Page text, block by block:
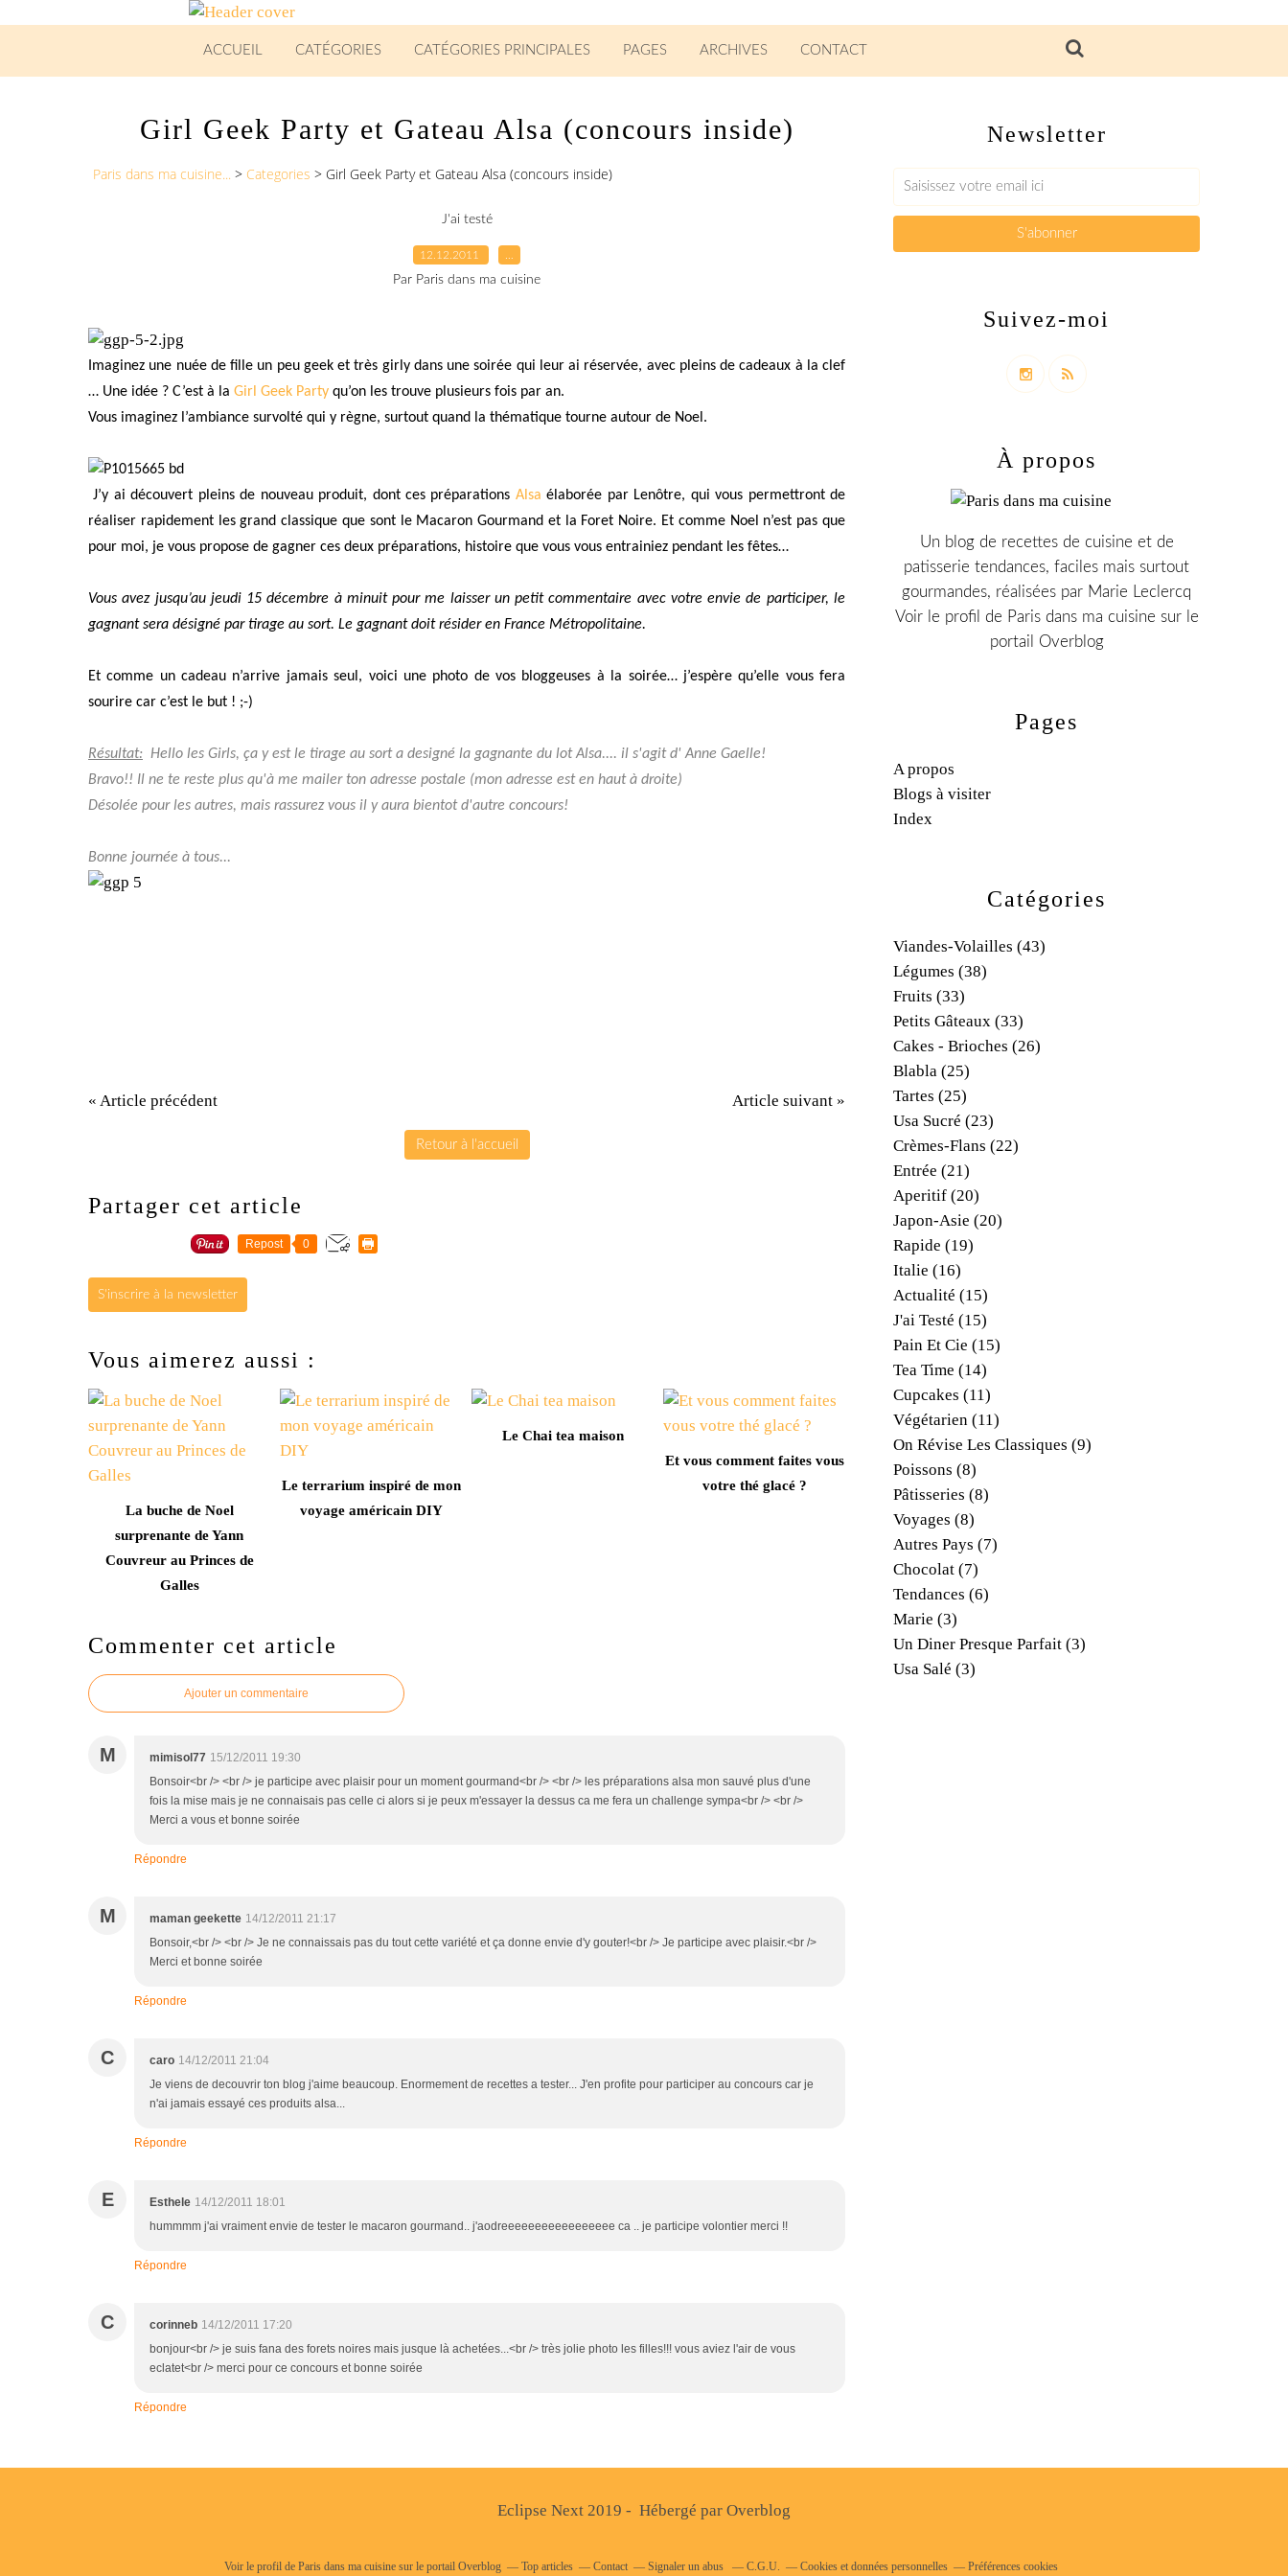
ACCUEIL CATÉGORIES CATÉGORIES PRINCIPALES PAGES ARCHIVES CONTACT
Girl Geek Party et Gateau Alsa (concours inside)
Paris dans ma cuisine... > Categories > Girl Geek Party et Gateau Alsa (concours inside)
J'ai testé
12.12.2011
Par Paris dans ma cuisine
Imaginez une nuée de fille un peu geek et très girly dans une soirée qui leur ai réservée, avec pleins de cadeaux à la clef
… Une idée ? C’est à la Girl Geek Party qu’on les trouve plusieurs fois par an.
Vous imaginez l’ambiance survolté qui y règne, surtout quand la thématique tourne autour de Noel.
J’y ai découvert pleins de nouveau produit, dont ces préparations Alsa élaborée par Lenôtre, qui vous permettront de
réaliser rapidement les grand classique que sont le Macaron Gourmand et la Foret Noire. Et comme Noel n’est pas que
pour moi, je vous propose de gagner ces deux préparations, histoire que vous vous entrainiez pendant les fêtes…
Vous avez jusqu’au jeudi 15 décembre à minuit pour me laisser un petit commentaire avec votre envie de participer, le
gagnant sera désigné par tirage au sort. Le gagnant doit résider en France Métropolitaine.
Et comme un cadeau n’arrive jamais seul, voici une photo de vos bloggeuses à la soirée… j’espère qu’elle vous fera
sourire car c’est le but ! ;-)
Résultat: Hello les Girls, ça y est le tirage au sort a designé la gagnante du lot Alsa.... il s'agit d' Anne Gaelle!
Bravo!! Il ne te reste plus qu'à me mailer ton adresse postale (mon adresse est en haut à droite)
Désolée pour les autres, mais rassurez vous il y aura bientot d'autre concours!
Bonne journée à tous...
« Article précédent Article suivant »
Retour à l'accueil
Partager cet article
Repost 0
S'inscrire à la newsletter
Vous aimerez aussi :
La buche de Noel
surprenante de Yann
Couvreur au Princes de
Galles
Le terrarium inspiré de mon
voyage américain DIY
Le Chai tea maison
Et vous comment faites vous
votre thé glacé ?
Commenter cet article
Ajouter un commentaire
M mimisol77 15/12/2011 19:30
Bonsoir<br /> <br /> je participe avec plaisir pour un moment gourmand<br /> <br /> les préparations alsa mon sauvé plus d'une
fois la mise mais je ne connaisais pas celle ci alors si je peux m'essayer la dessus ca me fera un challenge sympa<br /> <br />
Merci a vous et bonne soirée
Répondre
M maman geekette 14/12/2011 21:17
Bonsoir,<br /> <br /> Je ne connaissais pas du tout cette variété et ça donne envie d'y gouter!<br /> Je participe avec plaisir.<br />
Merci et bonne soirée
Répondre
C caro 14/12/2011 21:04
Je viens de decouvrir ton blog j'aime beaucoup. Enormement de recettes a tester... J'en profite pour participer au concours car je
n'ai jamais essayé ces produits alsa...
Répondre
E Esthele 14/12/2011 18:01
hummmm j'ai vraiment envie de tester le macaron gourmand.. j'aodreeeeeeeeeeeeeeeee ca .. je participe volontier merci !!
Répondre
C corinneb 14/12/2011 17:20
bonjour<br /> je suis fana des forets noires mais jusque là achetées...<br /> très jolie photo les filles!!! vous aviez l'air de vous
eclatet<br /> merci pour ce concours et bonne soirée
Répondre
Newsletter
Catégories
Viandes-Volailles (43)
Légumes (38)
Fruits (33)
Petits Gâteaux (33)
Cakes - Brioches (26)
Blabla (25)
Tartes (25)
Usa Sucré (23)
Crèmes-Flans (22)
Entrée (21)
Aperitif (20)
Japon-Asie (20)
Rapide (19)
Italie (16)
Actualité (15)
J'ai Testé (15)
Pain Et Cie (15)
Tea Time (14)
Cupcakes (11)
Végétarien (11)
On Révise Les Classiques (9)
Poissons (8)
Pâtisseries (8)
Voyages (8)
Autres Pays (7)
Chocolat (7)
Tendances (6)
Marie (3)
Un Diner Presque Parfait (3)
Usa Salé (3)
Pages
A propos
Blogs à visiter
Index
Suivez-moi
À propos
Un blog de recettes de cuisine et de
patisserie tendances, faciles mais surtout
gourmandes, réalisées par Marie Leclercq
Voir le profil de Paris dans ma cuisine sur le
portail Overblog
Eclipse Next 2019 - Hébergé par Overblog
Voir le profil de Paris dans ma cuisine sur le portail Overblog Top articles Contact Signaler un abus C.G.U. Cookies et données personnelles Préférences cookies